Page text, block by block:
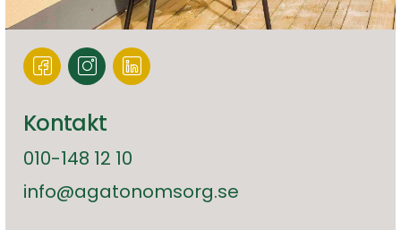
Kontakt
010-148 12 10
info@agatonomsorg.se